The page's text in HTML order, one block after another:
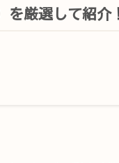
を厳選して紹介